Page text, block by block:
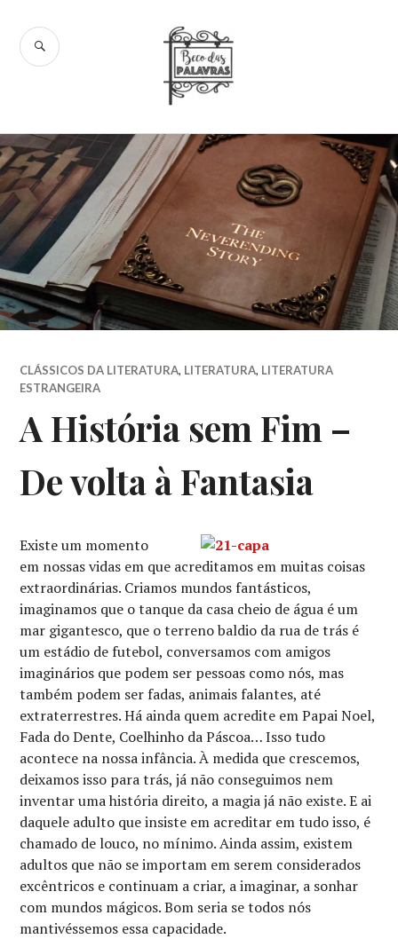
content
Beco das
Palavras
SEARCH
CLÁSSICOS DA LITERATURA, LITERATURA, LITERATURA
ESTRANGEIRA
A História sem Fim –
De volta à Fantasia
Existe um momento
em nossas vidas em que acreditamos em muitas coisas
extraordinárias. Criamos mundos fantásticos,
imaginamos que o tanque da casa cheio de água é um
mar gigantesco, que o terreno baldio da rua de trás é
um estádio de futebol, conversamos com amigos
imaginários que podem ser pessoas como nós, mas
também podem ser fadas, animais falantes, até
extraterrestres. Há ainda quem acredite em Papai Noel,
Fada do Dente, Coelhinho da Páscoa… Isso tudo
acontece na nossa infância. À medida que crescemos,
deixamos isso para trás, já não conseguimos nem
inventar uma história direito, a magia já não existe. E ai
daquele adulto que insiste em acreditar em tudo isso, é
chamado de louco, no mínimo. Ainda assim, existem
adultos que não se importam em serem considerados
excêntricos e continuam a criar, a imaginar, a sonhar
com mundos mágicos. Bom seria se todos nós
mantivéssemos essa capacidade.